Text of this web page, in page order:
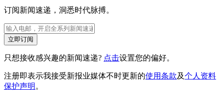
订阅新闻速递，洞悉时代脉搏。
立即订阅
只想接收感兴趣的新闻速递? 点击设置您的偏好。
注册即表示我接受新报业媒体不时更新的使用条款及个人资料
保护声明 。